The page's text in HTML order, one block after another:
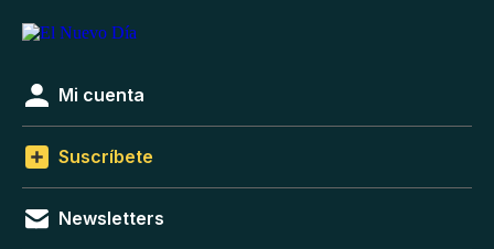
Mi cuenta
Suscríbete
Newsletters